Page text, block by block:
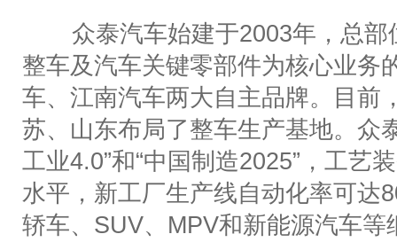
众泰汽车始建于2003年，总部
整车及汽车关键零部件为核心业务
车、江南汽车两大自主品牌。目前
苏、山东布局了整车生产基地。众
工业4.0”和“中国制造2025” ，工艺
水平，新工厂生产线自动化率可达
轿车、 SUV、 MPV和新能源汽车等